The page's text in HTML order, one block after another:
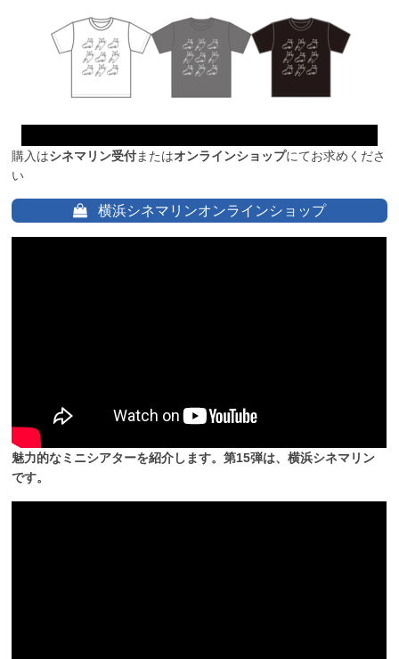
購入はシネマリン受付またはオンラインショップにてお求めくださ
い
横浜シネマリンオンラインショップ
魅力的なミニシアターを紹介します。第15弾は、横浜シネマリン
です。